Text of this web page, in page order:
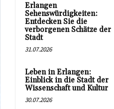
Erlangen
Sehenswürdigkeiten:
Entdecken Sie die
verborgenen Schätze der
Stadt
31.07.2026
Leben in Erlangen:
Einblick in die Stadt der
Wissenschaft und Kultur
30.07.2026